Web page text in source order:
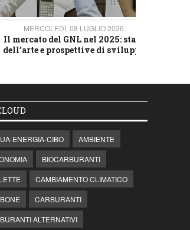
MERCOLEDÌ, 08 LUGLIO 2026
Il mercato del GNL nel 2025: stato
dell’arte e prospettive di sviluppo
ENERGIA-CIBO
AMBIENTE
BIOCARBURANTI
CAMBIAMENTO CLIMATICO
CARBURANTI
ALTERNATIVI